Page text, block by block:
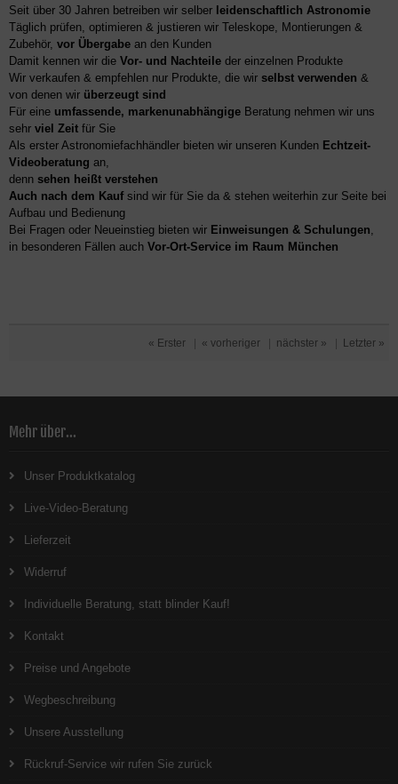
Seit über 30 Jahren betreiben wir selber leidenschaftlich Astronomie
Täglich prüfen, optimieren & justieren wir Teleskope, Montierungen &
Zubehör, vor Übergabe an den Kunden
Damit kennen wir die Vor- und Nachteile der einzelnen Produkte
Wir verkaufen & empfehlen nur Produkte, die wir selbst verwenden &
von denen wir überzeugt sind
Für eine umfassende, markenunabhängige Beratung nehmen wir uns
sehr viel Zeit für Sie
Als erster Astronomiefachhändler bieten wir unseren Kunden Echtzeit-
Videoberatung an,
denn sehen heißt verstehen
Auch nach dem Kaufsind wir für Sie da & stehen weiterhin zur Seite bei
Aufbau und Bedienung
Bei Fragen oder Neueinstieg bieten wir Einweisungen & Schulungen
in besonderen Fällen auch Vor-Ort-Service im Raum München
« Erster | « vorheriger | nächster » | Letzter »
Mehr über...
Unser Produktkatalog
Live-Video-Beratung
Lieferzeit
Widerruf
Individuelle Beratung, statt blinder Kauf!
Kontakt
Preise und Angebote
Wegbeschreibung
Unsere Ausstellung
Rückruf-Service wir rufen Sie zurück